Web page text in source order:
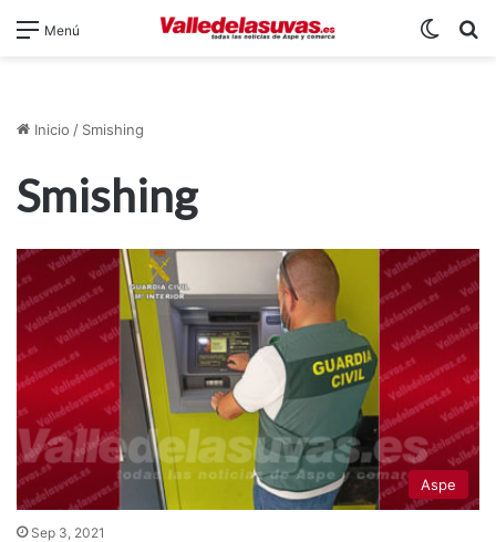
Menú
Inicio / Smishing
Smishing
Aspe
Sep 3, 2021